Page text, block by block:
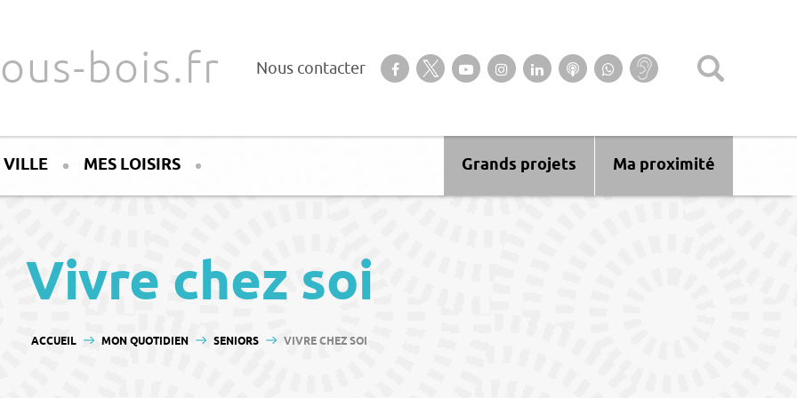
bois.fr Nous contacter Suivez-nous sur notre page Facebook
Suivez-nous sur Twitter
Suivez-nous sur YouTube
Suivez-nous sur Instagram
Retrouvez-nous sur Linkedin
Ecoutez nos Podcasts
Suivez-nous sur
WhatsApp
Baisse
d’audition ?
MES LOISIRS Ma proximité
Grands projets
Vivre chez soi
VOUS ÊTES ICI :
ACCUEIL MON QUOTIDIEN SENIORS VIVRE CHEZ SOI